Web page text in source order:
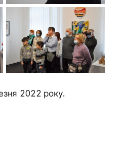
2022 року.